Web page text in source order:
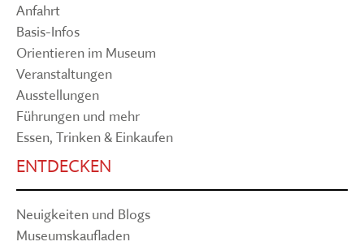
Anfahrt
Basis-Infos
Orientieren im Museum
Veranstaltungen
Ausstellungen
Führungen und mehr
Essen, Trinken & Einkaufen
ENTDECKEN
Neuigkeiten und Blogs
Museumskaufladen